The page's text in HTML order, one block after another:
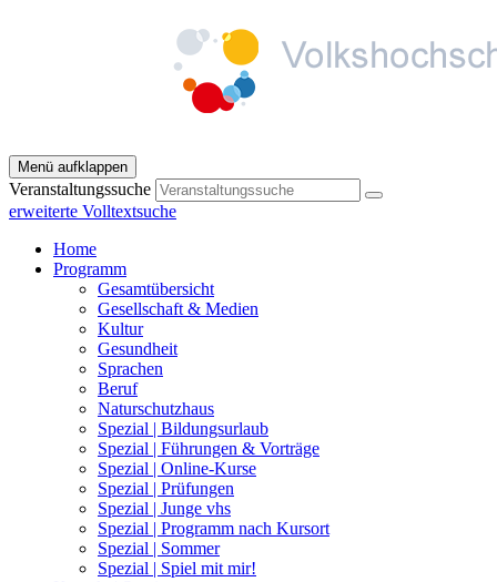
Menü aufklappen
Veranstaltungssuche
erweiterte Volltextsuche
Home
Programm
Gesamtübersicht
Gesellschaft & Medien
Kultur
Gesundheit
Sprachen
Beruf
Naturschutzhaus
Spezial | Bildungsurlaub
Spezial | Führungen & Vorträge
Spezial | Online-Kurse
Spezial | Prüfungen
Spezial | Junge vhs
Spezial | Programm nach Kursort
Spezial | Sommer
Spezial | Spiel mit mir!